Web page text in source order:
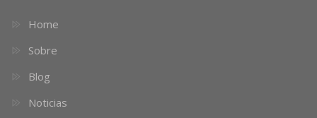
Home
Sobre
Blog
Noticias